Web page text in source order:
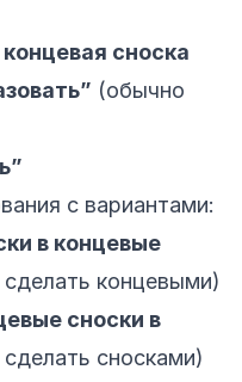
сноска
(обычно
с вариантами:
в концевые
сделать концевыми)
сноски в
сносками)